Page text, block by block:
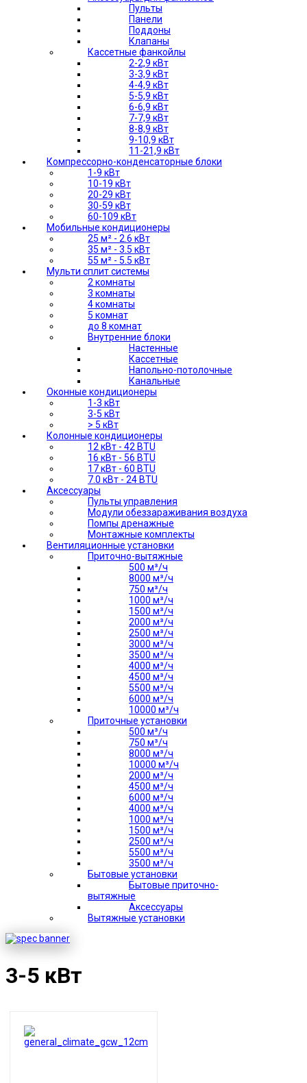
Пульты
Панели
Поддоны
Клапаны
Кассетные фанкойлы
2-2,9 кВт
3-3,9 кВт
4-4,9 кВт
5-5,9 кВт
6-6,9 кВт
7-7,9 кВт
8-8,9 кВт
9-10,9 кВт
11-21,9 кВт
Компрессорно-конденсаторные блоки
1-9 кВт
10-19 кВт
20-29 кВт
30-59 кВт
60-109 кВт
Мобильные кондиционеры
25 м² - 2.6 кВт
35 м² - 3.5 кВт
55 м² - 5.5 кВт
Мульти сплит системы
2 комнаты
3 комнаты
4 комнаты
5 комнат
до 8 комнат
Внутренние блоки
Настенные
Кассетные
Напольно-потолочные
Канальные
Оконные кондиционеры
1-3 кВт
3-5 кВт
> 5 кВт
Колонные кондиционеры
12 кВт - 42 BTU
16 кВт - 56 BTU
17 кВт - 60 BTU
7.0 кВт - 24 BTU
Аксессуары
Пульты управления
Модули обеззараживания воздуха
Помпы дренажные
Монтажные комплекты
Вентиляционные установки
Приточно-вытяжные
500 м³/ч
8000 м³/ч
750 м³/ч
1000 м³/ч
1500 м³/ч
2000 м³/ч
2500 м³/ч
3000 м³/ч
3500 м³/ч
4000 м³/ч
4500 м³/ч
5500 м³/ч
6000 м³/ч
10000 м³/ч
Приточные установки
500 м³/ч
750 м³/ч
8000 м³/ч
10000 м³/ч
2000 м³/ч
4500 м³/ч
6000 м³/ч
4000 м³/ч
1000 м³/ч
1500 м³/ч
2500 м³/ч
5500 м³/ч
3500 м³/ч
Бытовые установки
Бытовые приточно-
вытяжные
Аксессуары
Вытяжные установки
3-5 кВт